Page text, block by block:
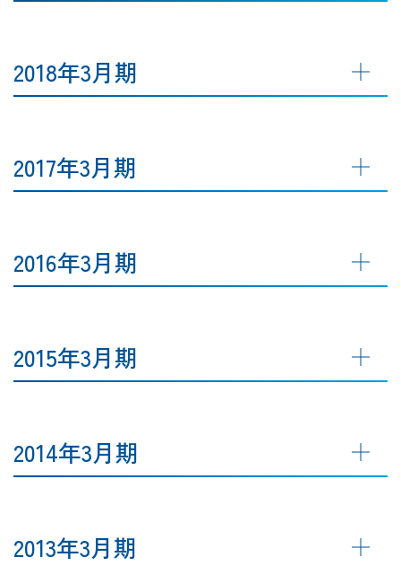
2018年3月期
2017年3月期
2016年3月期
2015年3月期
2014年3月期
2013年3月期